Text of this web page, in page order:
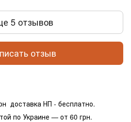
5 отзывов
отзыв
доставка НП - бесплатно.
по Украине — от 60 грн.